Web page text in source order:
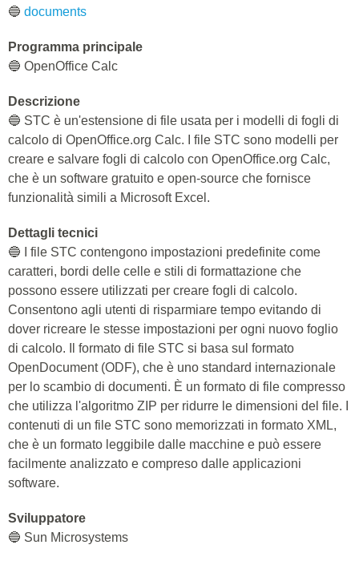
🔵 documents
Programma principale
🔵 OpenOffice Calc
Descrizione
🔵 STC è un'estensione di file usata per i modelli di fogli di
calcolo di OpenOffice.org Calc. I file STC sono modelli per
creare e salvare fogli di calcolo con OpenOffice.org Calc,
che è un software gratuito e open-source che fornisce
funzionalità simili a Microsoft Excel.
Dettagli tecnici
🔵 I file STC contengono impostazioni predefinite come
caratteri, bordi delle celle e stili di formattazione che
possono essere utilizzati per creare fogli di calcolo.
Consentono agli utenti di risparmiare tempo evitando di
dover ricreare le stesse impostazioni per ogni nuovo foglio
di calcolo. Il formato di file STC si basa sul formato
OpenDocument (ODF), che è uno standard internazionale
per lo scambio di documenti. È un formato di file compresso
che utilizza l'algoritmo ZIP per ridurre le dimensioni del file. I
contenuti di un file STC sono memorizzati in formato XML,
che è un formato leggibile dalle macchine e può essere
facilmente analizzato e compreso dalle applicazioni
software.
Sviluppatore
🔵 Sun Microsystems